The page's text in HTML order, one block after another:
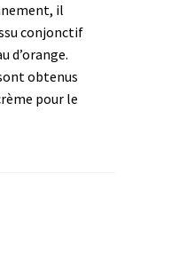
il
conjonctif
d’orange.
obtenus
pour le